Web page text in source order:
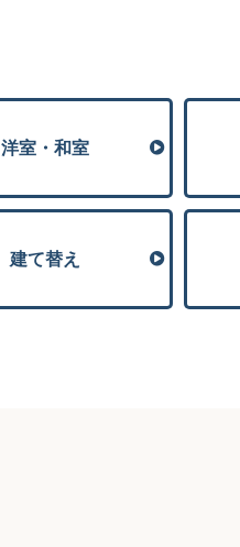
洋室・和室
建て替え